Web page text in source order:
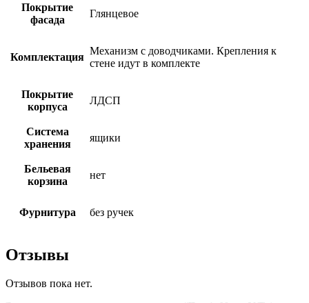
Покрытие
фасада
Глянцевое
Комплектация
Механизм с доводчиками. Крепления к
стене идут в комплекте
Покрытие
корпуса
ЛДСП
Система
хранения
ящики
Бельевая
корзина
нет
Фурнитура без ручек
Отзывы
Отзывов пока нет.